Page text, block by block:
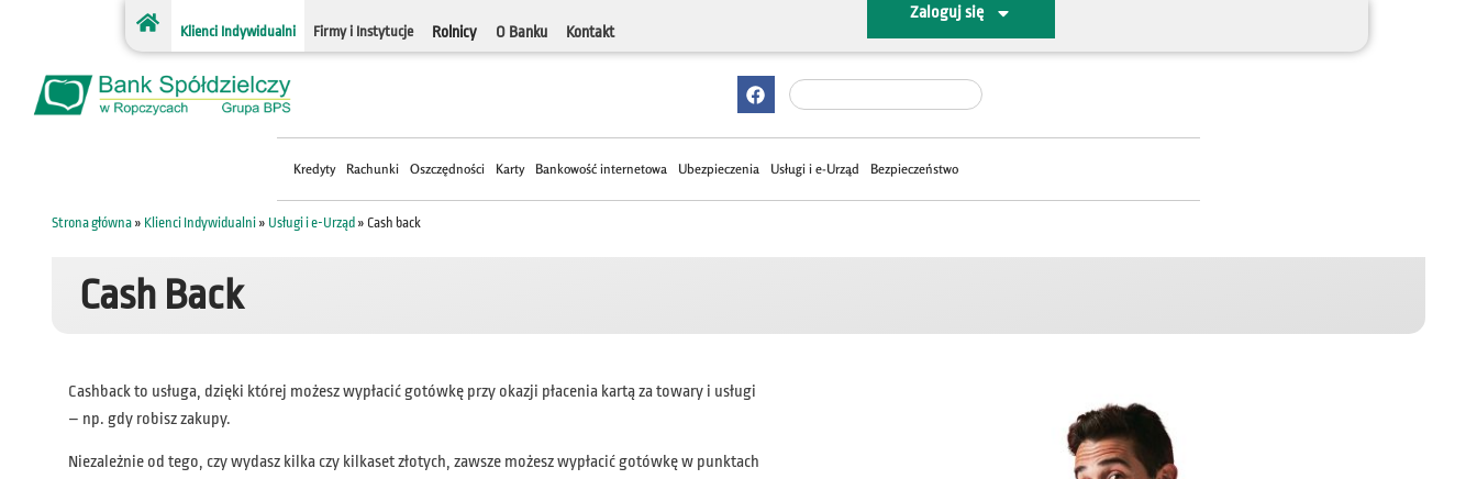
Klienci Indywidualni Firmy i Instytucje Rolnicy O Banku Kontakt
Zaloguj się
Kredyty Rachunki Oszczędności Karty Bankowość internetowa Ubezpieczenia Usługi i e-Urząd Bezpieczeństwo
Strona główna » Klienci Indywidualni » Usługi i e-Urząd » Cash back
Cash Back
Cashback to usługa, dzięki której możesz wypłacić gotówkę przy okazji płacenia kartą za towary i usługi
– np. gdy robisz zakupy.
Niezależnie od tego, czy wydasz kilka czy kilkaset złotych, zawsze możesz wypłacić gotówkę w punktach